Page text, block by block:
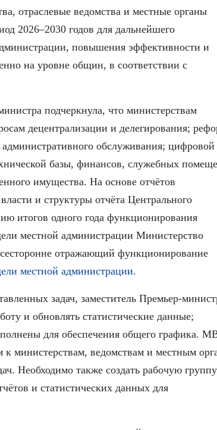
отраслевые ведомства и местные органы
2026–2030 годов для дальнейшего
повышения эффективности и
на уровне общин, в соответствии с
подчеркнула, что министерствам
децентрализации и делегирования;
обслуживания; цифровой
базы, финансов, служебных
имущества. На основе отчётов
и структуры отчёта Центрального
итогов одного года функционирования
местной администрации Министерство
отражающий функционирование
местной администрации.
задач, заместитель Премьер-
и обновлять статистические данные;
для обеспечения общего графика.
министерствам, ведомствам и местным
Необходимо также создать рабочую
и статистических данных для